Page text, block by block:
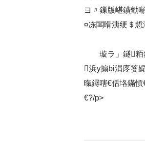
ヨ〃鏁版嵁鐨勯
¤冻闆嗗洟绠＄
璇ラ」鐩
浜у搧bi涓庝笅
暣鐞嗐€佸垎鏋
€?/p>